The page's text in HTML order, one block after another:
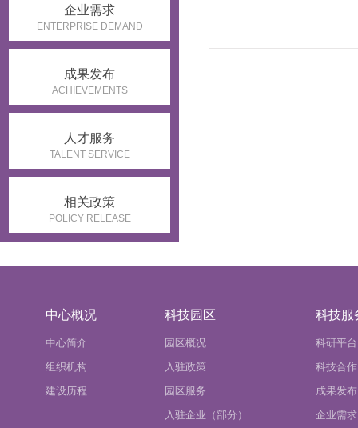
企业需求
ENTERPRISE DEMAND
成果发布
ACHIEVEMENTS
人才服务
TALENT SERVICE
相关政策
POLICY RELEASE
中心概况
中心简介
组织机构
建设历程
科技园区
园区概况
入驻政策
园区服务
入驻企业（部分）
科技服
科研平台
科技合作
成果发布
企业需求